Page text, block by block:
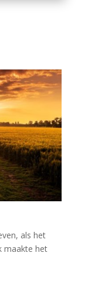
als het
maakte het